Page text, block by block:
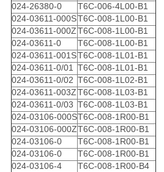
024-26380-0
T6C-006-4L00-B1
024-03611-000ST6C-008-1L00-B1
024-03611-000ZT6C-008-1L00-B1
024-03611-0
T6C-008-1L00-B1
024-03611-001ST6C-008-1L01-B1
024-03611-0/01
T6C-008-1L01-B1
024-03611-0/02 T6C-008-1L02-B1
024-03611-003ZT6C-008-1L03-B1
024-03611-0/03 T6C-008-1L03-B1
024-03106-000ST6C-008-1R00-B1
024-03106-000ZT6C-008-1R00-B1
024-03106-0
T6C-008-1R00-B1
024-03106-0
T6C-008-1R00-B1
024-03106-4
T6C-008-1R00-B4